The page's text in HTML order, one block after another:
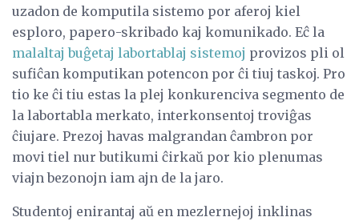
uzadon de komputila sistemo por aferoj kiel
esploro, papero-skribado kaj komunikado. Eĉ la
malaltaj buĝetaj labortablaj sistemoj provizos pli ol
sufiĉan komputikan potencon por ĉi tiuj taskoj. Pro
tio ke ĉi tiu estas la plej konkurenciva segmento de
la labortabla merkato, interkonsentoj troviĝas
ĉiujare. Prezoj havas malgrandan ĉambron por
movi tiel nur butikumi ĉirkaŭ por kio plenumas
viajn bezonojn iam ajn de la jaro.
Studentoj enirantaj aŭ en mezlernejoj inklinas